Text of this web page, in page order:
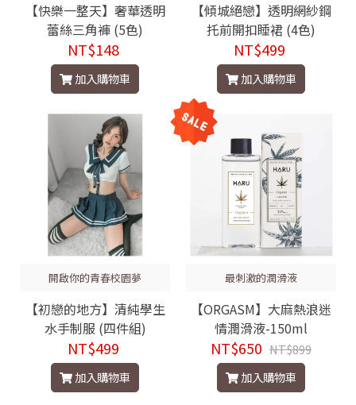
【快樂一整天】奢華透明
蕾絲三角褲 (5色)
NT$148
加入購物車
【傾城絕戀】透明網紗鋼
托前開扣睡裙 (4色)
NT$499
加入購物車
開啟你的青春校園夢
【初戀的地方】清純學生
水手制服 (四件組)
NT$499
加入購物車
最刺激的潤滑液
【ORGASM】大麻熱浪迷
情潤滑液-150ml
NT$650 NT$899
加入購物車